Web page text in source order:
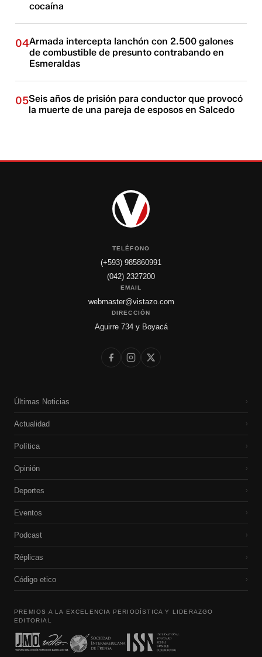
cocaína
04Armada intercepta lanchón con 2.500 galones
de combustible de presunto contrabando en
Esmeraldas
05Seis años de prisión para conductor que provocó
la muerte de una pareja de esposos en Salcedo
TELÉFONO
(+593) 985860991
(042) 2327200
EMAIL
webmaster@vistazo.com
DIRECCIÓN
Aguirre 734 y Boyacá
Últimas Noticias ›
Actualidad ›
Política ›
Opinión ›
Deportes ›
Eventos ›
Podcast ›
Réplicas ›
Código etico ›
PREMIOS A LA EXCELENCIA PERIODÍSTICA Y LIDERAZGO
EDITORIAL